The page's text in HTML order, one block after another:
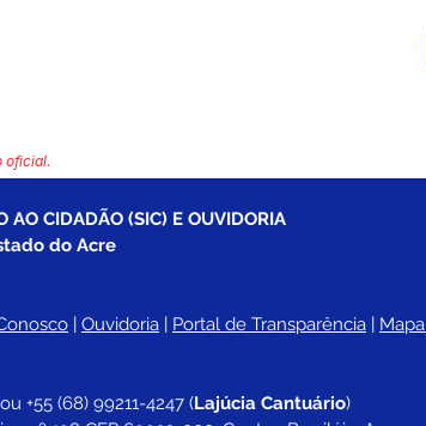
oficial.
AO CIDADÃO (SIC) E OUVIDORIA
do Acre
| Ouvidoria | Portal de Transparência | Mapa
+55 (68) 99211-4247 (Lajúcia Cantuário)